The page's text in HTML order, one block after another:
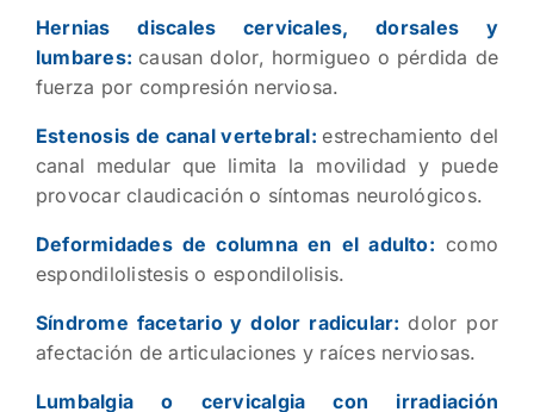
Hernias discales cervicales, dorsales y
lumbares:causan dolor, hormigueo o pérdida de
fuerza por compresión nerviosa.
Estenosis de canal vertebral:estrechamiento del
canal medular que limita la movilidad y puede
provocar claudicación o síntomas neurológicos.
Deformidades de columna en el adulto: como
espondilolistesis o espondilolisis.
Síndrome facetario y dolor radicular:dolor por
afectación de articulaciones y raíces nerviosas.
Lumbalgia o cervicalgia con irradiación